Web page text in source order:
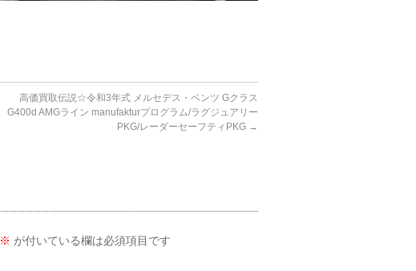
高価買取伝説☆令和3年式 メルセデス・ベンツ Gクラス
G400d AMGライン manufakturプログラム/ラグジュアリー
PKG/レーダーセーフティPKG →
※ が付いている欄は必須項目です